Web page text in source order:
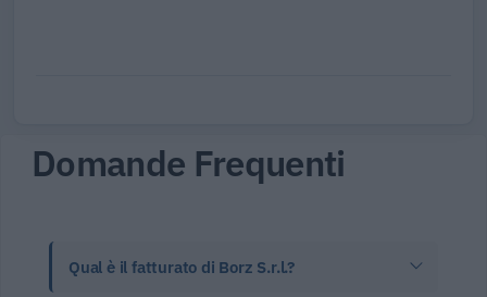
Domande Frequenti
Qual è il fatturato di Borz S.r.l.?